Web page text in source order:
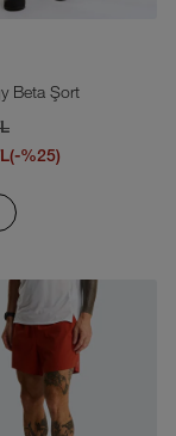
Beta Şort
(-%25)